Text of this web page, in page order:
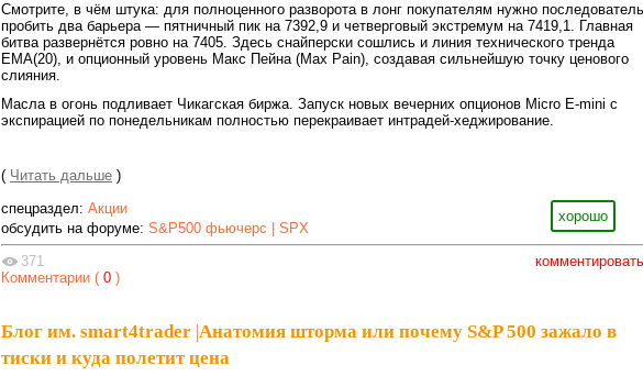
Смотрите, в чём штука: для полноценного разворота в лонг покупателям нужно
пробить два барьера — пятничный пик на 7392,9 и четверговый экстремум на 7419,1. Главная
битва развернётся ровно на 7405. Здесь снайперски сошлись и линия технического тренда
EMA(20), и опционный уровень Макс Пейна (Max Pain), создавая сильнейшую точку ценового
слияния.
Масла в огонь подливает Чикагская биржа. Запуск новых вечерних опционов Micro E-mini с
экспирацией по понедельникам полностью перекраивает интрадей-хеджирование.
( Читать дальше )
хорошо
спецраздел: Акции
обсудить на форуме: S&P500 фьючерс | SPX
комментировать
371
Комментарии ( 0 )
Блог им. smart4trader Анатомия шторма или почему S&P 500 зажало в
тиски и куда полетит цена